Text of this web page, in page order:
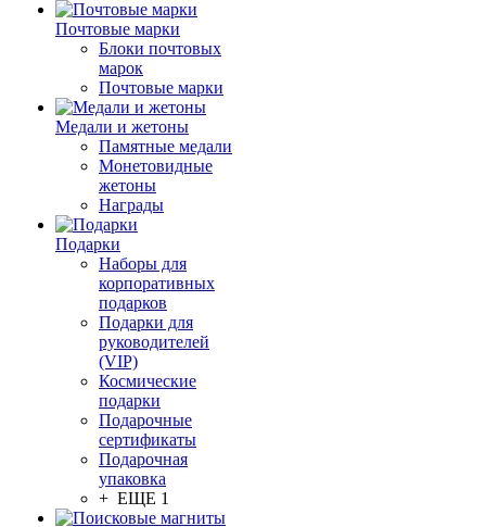
Почтовые марки
Блоки почтовых
марок
Почтовые марки
Медали и жетоны
Памятные медали
Монетовидные
жетоны
Награды
Подарки
Наборы для
корпоративных
подарков
Подарки для
руководителей
(VIP)
Космические
подарки
Подарочные
сертификаты
Подарочная
упаковка
+ ЕЩЕ 1